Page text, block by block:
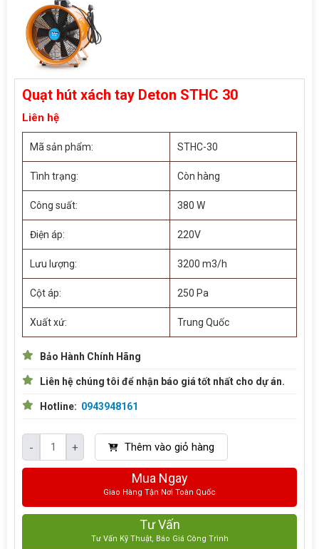
Quạt hút xách tay Deton STHC 30
Liên hệ
Mã sản phẩm: STHC-30
Tình trạng: Còn hàng
Công suất: 380 W
Điện áp: 220V
Lưu lượng: 3200 m3/h
Cột áp: 250 Pa
Xuất xứ: Trung Quốc
Bảo Hành Chính Hãng
Liên hệ chúng tôi để nhận báo giá tốt nhất cho dự án.
Hotline: 0943948161
- + Thêm vào giỏ hàng
Mua Ngay
Giao Hàng Tận Nơi Toàn Quốc
Tư Vấn
Tư Vấn Kỹ Thuật, Báo Giá Công Trình